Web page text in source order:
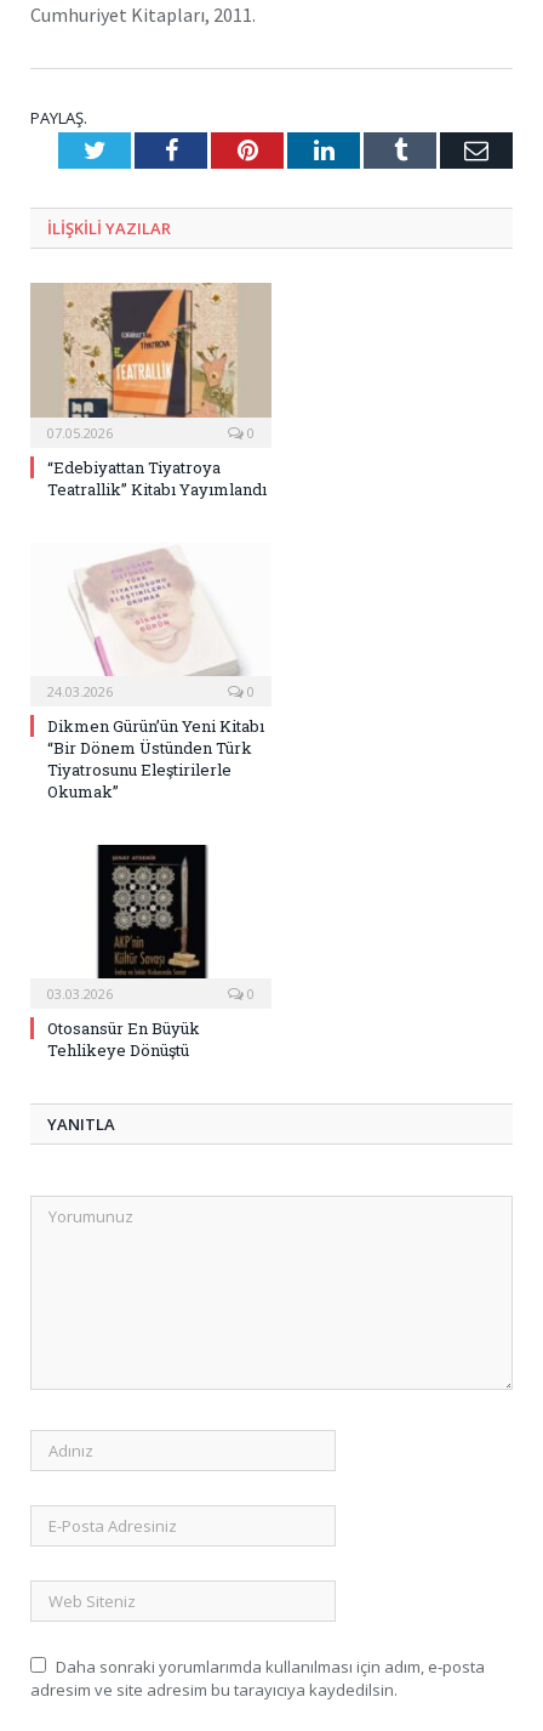
Cumhuriyet Kitapları, 2011.
PAYLAŞ.
TwitterFacebookPinterestLinkedInTumblr E-
ILIŞKILI YAZILAR
07.05.2026 0
“Edebiyattan Tiyatroya
Teatrallik” Kitabı Yayımlandı
24.03.2026 0
Dikmen Gürün’ün Yeni Kitabı
“Bir Dönem Üstünden Türk
Tiyatrosunu Eleştirilerle
Okumak”
03.03.2026 0
Otosansür En Büyük
Tehlikeye Dönüştü
YANITLA
Daha sonraki yorumlarımda kullanılması için adım, e-posta
adresim ve site adresim bu tarayıcıya kaydedilsin.